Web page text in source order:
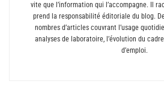
vite que l’information qui l’accompagne. Il
prend la responsabilité éditoriale du blog.
nombres d’articles couvrant l’usage
analyses de laboratoire, l’évolution du
d’emploi.